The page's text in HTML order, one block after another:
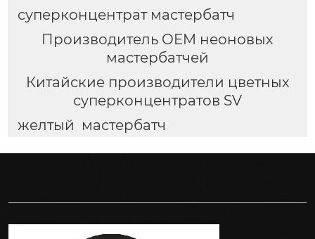
суперконцентрат мастербатч
Производитель OEM неоновых
мастербатчей
Китайские производители цветных
суперконцентратов SV
желтый мастербатч